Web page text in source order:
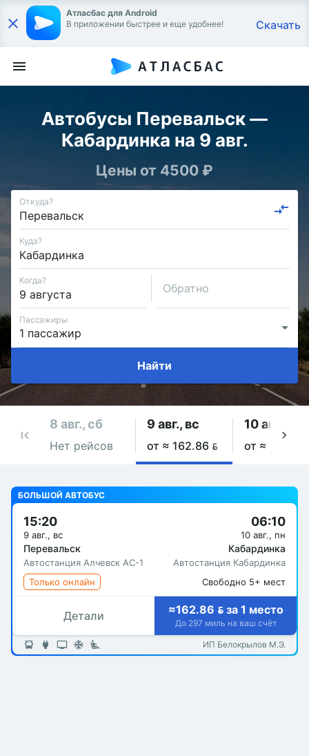
Атласбас для Android
В приложении быстрее и еще удобнее!
Скачать
Автобусы Перевальск —
Кабардинка на 9 авг.
Цены от 4500 ₽
Откуда?
Куда?
Когда?
Обратно
Пассажиры
Найти
8 авг., сб
Нет рейсов
9 авг., вс
от ≈ 162.86 
10 авг., пн
от ≈ 162.86
БОЛЬШОЙ АВТОБУС
15:20
9 авг., вс
Перевальск
Автостанция Алчевск АС-1
06:10
10 авг., пн
Кабардинка
Автостанция Кабардинка
Только онлайн
Свободно 5+ мест
Детали ≈162.86  за 1 место
До 297 миль на ваш счёт
ИП Белокрылов М.Э.